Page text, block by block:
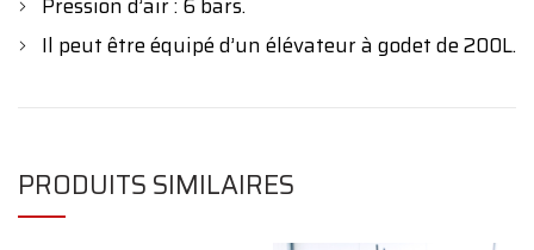
Pression d’air : 6 bars.
Il peut être équipé d’un élévateur à godet de 200L.
PRODUITS SIMILAIRES